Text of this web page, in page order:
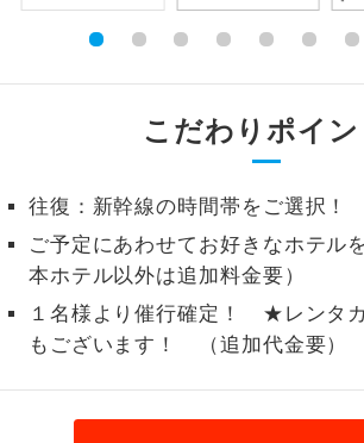
こだわりポイン
往復：新幹線の時間帯をご選択！
ご予定にあわせてお好きなホテル
本ホテル以外は追加料金要）
１名様より催行確定！ ★レンタ
もございます！ （追加代金要）
事の心配はいりませ
お部屋にてゆっくり
トラベルイヤ
ホン
周りの音を気にせず
をじっくり聞くこと
1名様催行
1名様から出発可能な
す。
2名様から出発可能な
す。